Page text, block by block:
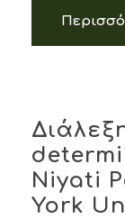
Niyati
York